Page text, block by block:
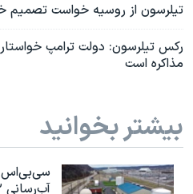
تیلرسون از روسیه خواست تصمیم
رکس تیلرسون: دولت ترامپ
مذاکره است
بیشتر بخوانید
سی‌بی‌اس: